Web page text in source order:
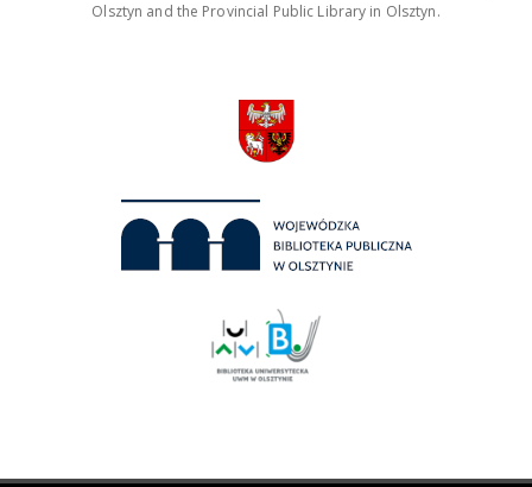
Olsztyn and the Provincial Public Library in Olsztyn.